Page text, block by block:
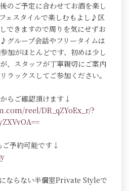
のご予定に合わせてお酒を楽し
ェスタイルで楽しむもよし♪区
できますので周りを気にせずお
グループ会話やフリータイムは
加がほとんどです、初めは少し
、スタッフが丁寧親切にご案内
ラックスしてご参加ください。
らご確認頂けます↓
reel/DR_qZYoEx_r/?
予約可能です↓
ならない半個室Private Styleで